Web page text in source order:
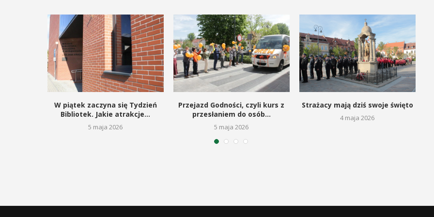
W piątek zaczyna się Tydzień
Bibliotek. Jakie atrakcje...
5 maja 2026
Przejazd Godności, czyli kurs z
przesłaniem do osób...
5 maja 2026
Strażacy mają dziś swoje święto
4 maja 2026